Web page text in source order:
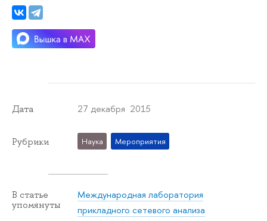
Дата 27 декабря 2015
Рубрики Наука Мероприятия
В статье
упомянуты
Международная лаборатория
прикладного сетевого анализа